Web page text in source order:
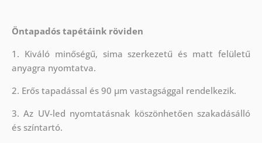
Öntapadós tapétáink röviden
1. Kiváló minőségű, sima szerkezetű és matt felületű
anyagra nyomtatva.
2. Erős tapadással és 90 µm vastagsággal rendelkezik.
3. Az UV-led nyomtatásnak köszönhetően szakadásálló
és színtartó.